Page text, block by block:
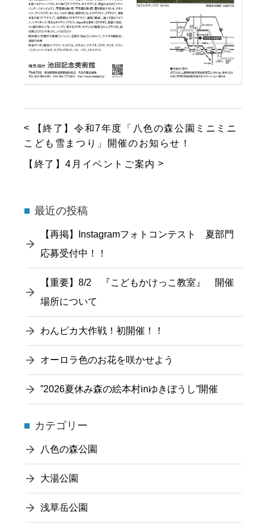
【終了】令和7年度「八色の森公園ミニミニ
こども雪まつり」開催のお知らせ！
【終了】4月イベントご案内
最近の投稿
【再掲】Instagramフォトコンテスト 夏部門
応募受付中！！
【重要】8/2 『こどもかけっこ教室』 開催
場所について
わんピカ大作戦！初開催！！
オーロラ色のお花を咲かせよう
”2026夏休み森の絵本村inゆきぼうし”開催
カテゴリー
八色の森公園
大湯公園
浅草岳公園